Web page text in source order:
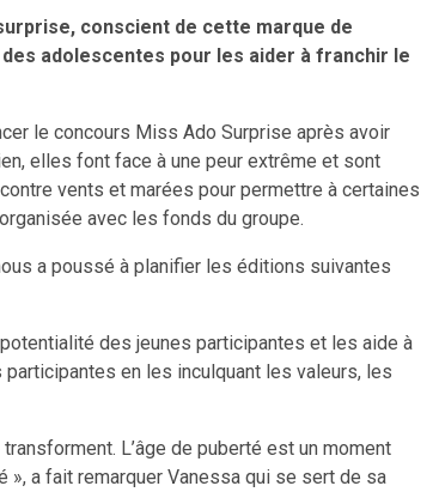
conscient de cette marque de
adolescentes pour les aider à franchir le
le concours Miss Ado Surprise après avoir
elles font face à une peur extrême et sont
vents et marées pour permettre à certaines
avec les fonds du groupe.
a poussé à planifier les éditions suivantes
des jeunes participantes et les aide à
en les inculquant les valeurs, les
L’âge de puberté est un moment
», a fait remarquer Vanessa qui se sert de sa